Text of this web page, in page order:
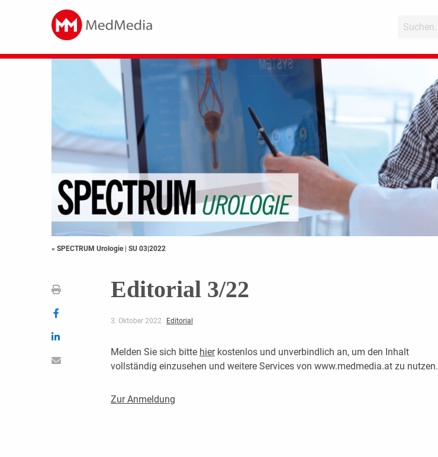
« SPECTRUM Urologie | SU 03|2022
Editorial 3/22
3. Oktober 2022 Editorial
Melden Sie sich bitte hierkostenlos und unverbindlich an, um den Inhalt
vollständig einzusehen und weitere Services von www.medmedia.at zu nutzen.
Zur Anmeldung